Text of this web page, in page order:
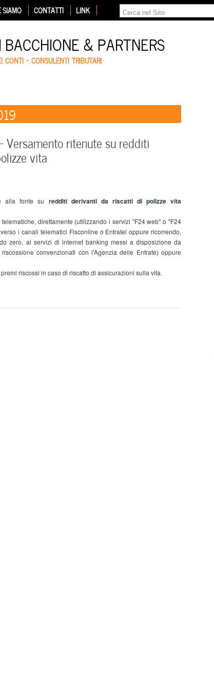
SIAMO CONTATTI LINK
& PARTNERS
CONTI – CONSULENTI TRIBUTARI
Versamento ritenute su redditi
vita
alla fonte su redditi derivanti da riscatti di polizze vita
direttamente (utilizzando i servizi "F24 web" o "F24
i canali telematici Fisconline o Entratel oppure ricorrendo,
zero, ai servizi di internet banking messi a disposizione da
convenzionati con l'Agenzia delle Entrate) oppure
riscossi in caso di riscatto di assicurazioni sulla vita.